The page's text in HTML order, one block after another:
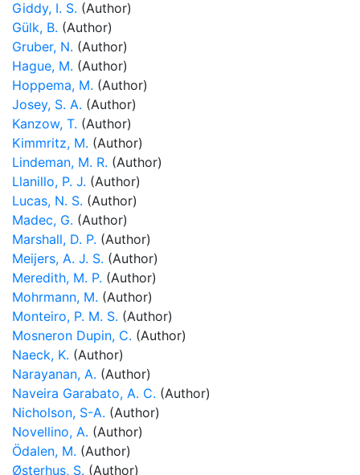
Giddy, I. S. (Author)
Gülk, B. (Author)
Gruber, N. (Author)
Hague, M. (Author)
Hoppema, M. (Author)
Josey, S. A. (Author)
Kanzow, T. (Author)
Kimmritz, M. (Author)
Lindeman, M. R. (Author)
Llanillo, P. J. (Author)
Lucas, N. S. (Author)
Madec, G. (Author)
Marshall, D. P. (Author)
Meijers, A. J. S. (Author)
Meredith, M. P. (Author)
Mohrmann, M. (Author)
Monteiro, P. M. S. (Author)
Mosneron Dupin, C. (Author)
Naeck, K. (Author)
Narayanan, A. (Author)
Naveira Garabato, A. C. (Author)
Nicholson, S-A. (Author)
Novellino, A. (Author)
Ödalen, M. (Author)
Østerhus, S. (Author)